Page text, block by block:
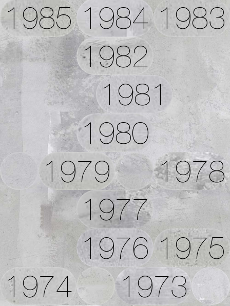
1985 1984 1983
1982
1981
1980
1979
1978
1977
1976 1975
1974
1973